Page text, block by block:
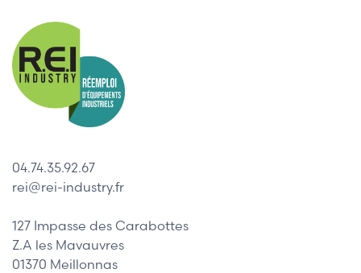
04.74.35.92.67
rei@rei-industry.fr
127 Impasse des Carabottes
Z.A les Mavauvres
01370 Meillonnas